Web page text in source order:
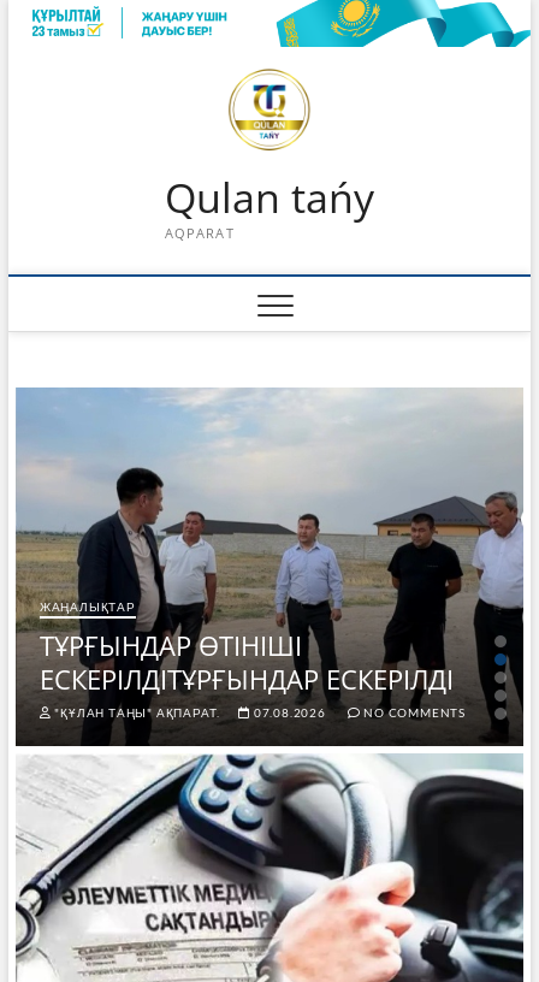
Skip
Qulan tańy
AQPARAT
ЖАҢАЛЫҚТАР
ТҰРҒЫНДАР ӨТІНІШІ
ЕСКЕРІЛДІТҰРҒЫНДАР ЕСКЕРІЛДІ
"ҚҰЛАН ТАҢЫ" АҚПАРАТ. 07.08.2026 NO COMMENTS